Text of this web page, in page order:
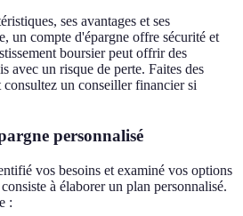
ses avantages et ses
un compte d'épargne offre sécurité et
boursier peut offrir des
avec un risque de perte. Faites des
consultez un conseiller financier si
personnalisé
vos besoins et examiné vos options
à élaborer un plan personnalisé.
: